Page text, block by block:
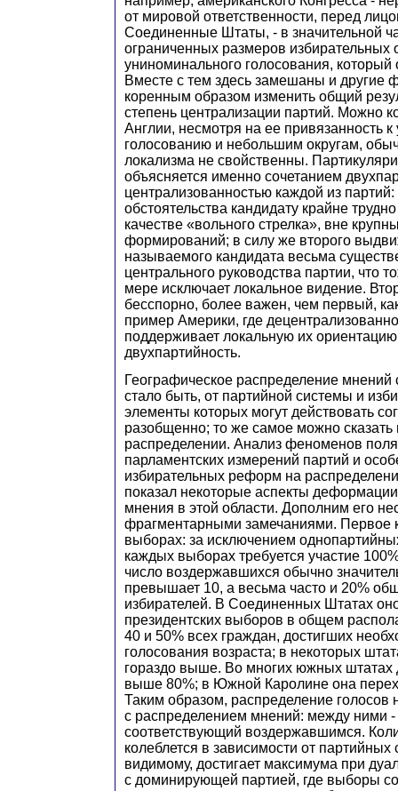
от мировой ответственности, перед
Соединенные Штаты, - в значительной
ограниченных размеров избирательных
униноминального голосования, который
Вместе с тем здесь замешаны и другие
коренным образом изменить общий
степень централизации партий. Можно
Англии, несмотря на ее привязанность
голосованию и небольшим округам,
локализма не свойственны.
объясняется именно сочетанием
централизованностью каждой из партий:
обстоятельства кандидату крайне
качестве «вольного стрелка», вне
формирований; в силу же второго
называемого кандидата весьма
центрального руководства партии, что
мере исключает локальное видение.
бесспорно, более важен, чем первый,
пример Америки, где
поддерживает локальную их
двухпартийность.
Географическое распределение мнений
стало быть, от партийной системы и
элементы которых могут действовать
разобщенно; то же самое можно сказать
распределении. Анализ феноменов
парламентских измерений партий и
избирательных реформ на
показал некоторые аспекты
мнения в этой области. Дополним его
фрагментарными замечаниями. Первое
выборах: за исключением
каждых выборах требуется участие
число воздержавшихся обычно
превышает 10, а весьма часто и 20%
избирателей. В Соединенных Штатах
президентских выборов в общем
40 и 50% всех граждан, достигших
голосования возраста; в некоторых
гораздо выше. Во многих южных штатах
выше 80%; в Южной Каролине она
Таким образом, распределение голосов
с распределением мнений: между ними -
соответствующий воздержавшимся.
колеблется в зависимости от
видимому, достигает максимума при
с доминирующей партией, где выборы